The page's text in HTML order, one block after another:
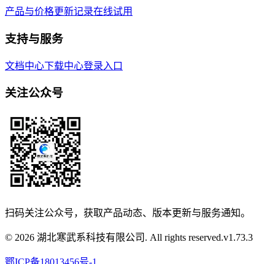
产品与价格更新记录在线试用
支持与服务
文档中心下载中心登录入口
关注公众号
扫码关注公众号，获取产品动态、版本更新与服务通知。
© 2026 湖北寒武系科技有限公司. All rights reserved.v1.73.3
鄂ICP备18013456号-1